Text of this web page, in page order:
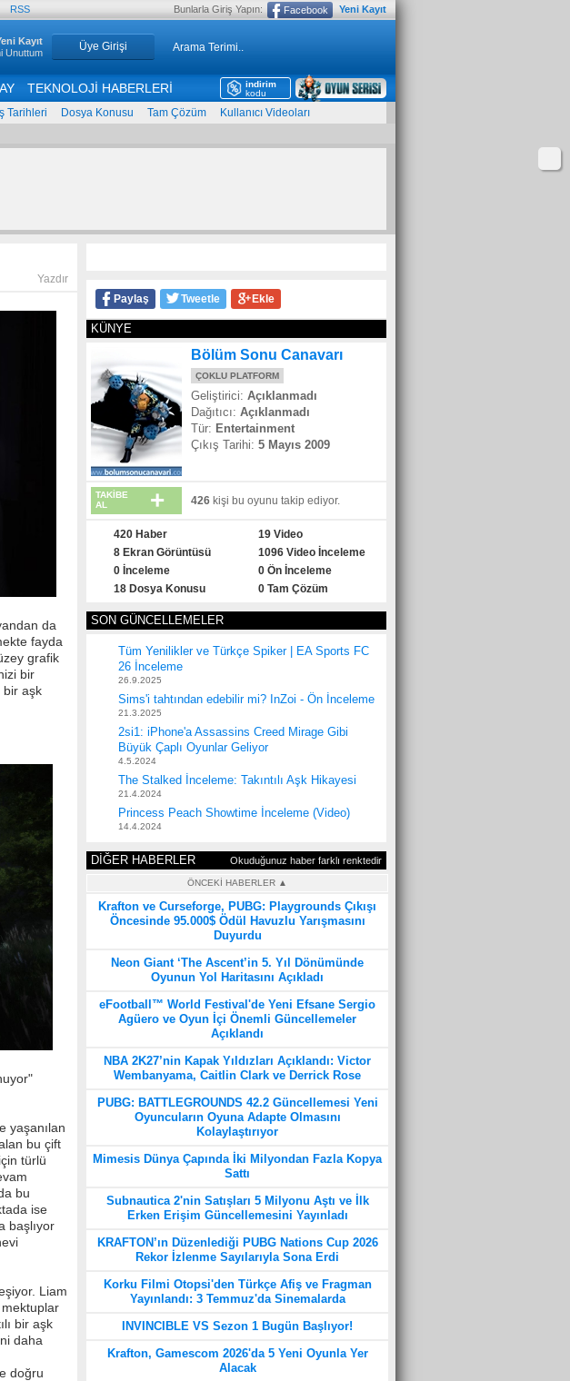
RSS Bunlarla Giriş Yapın: Facebook Yeni Kayıt
Üye Girişi
Kayıt
Unuttum
TEKNOLOJİ HABERLERİ
indirim
kodu
Tarihleri Dosya Konusu Tam Çözüm Kullanıcı Videoları
Yazdır
da
fayda
grafik
bir
bir aşk
yaşanılan
bu çift
türlü
bu
ise
başlıyor
Liam
mektuplar
bir aşk
daha
doğru
Paylaş Tweetle Ekle
KÜNYE
Bölüm Sonu Canavarı
ÇOKLU PLATFORM
Geliştirici: Açıklanmadı
Dağıtıcı: Açıklanmadı
Tür: Entertainment
Çıkış Tarihi: 5 Mayıs 2009
+
TAKİBE
AL
426 kişi bu oyunu takip ediyor.
420 Haber
19 Video
8 Ekran Görüntüsü
1096 Video İnceleme
0 İnceleme
0 Ön İnceleme
18 Dosya Konusu
0 Tam Çözüm
SON GÜNCELLEMELER
Tüm Yenilikler ve Türkçe Spiker | EA Sports FC
26 İnceleme
26.9.2025
Sims'i tahtından edebilir mi? InZoi - Ön İnceleme
21.3.2025
2si1: iPhone'a Assassins Creed Mirage Gibi
Büyük Çaplı Oyunlar Geliyor
4.5.2024
The Stalked İnceleme: Takıntılı Aşk Hikayesi
21.4.2024
Princess Peach Showtime İnceleme (Video)
14.4.2024
DİĞER HABERLER Okuduğunuz haber farklı renktedir
ÖNCEKİ HABERLER ▲
Krafton ve Curseforge, PUBG: Playgrounds Çıkışı
Öncesinde 95.000$ Ödül Havuzlu Yarışmasını
Duyurdu
Neon Giant ‘The Ascent’in 5. Yıl Dönümünde
Oyunun Yol Haritasını Açıkladı
eFootball™ World Festival'de Yeni Efsane Sergio
Agüero ve Oyun İçi Önemli Güncellemeler
Açıklandı
NBA 2K27’nin Kapak Yıldızları Açıklandı: Victor
Wembanyama, Caitlin Clark ve Derrick Rose
PUBG: BATTLEGROUNDS 42.2 Güncellemesi Yeni
Oyuncuların Oyuna Adapte Olmasını
Kolaylaştırıyor
Mimesis Dünya Çapında İki Milyondan Fazla Kopya
Sattı
Subnautica 2'nin Satışları 5 Milyonu Aştı ve İlk
Erken Erişim Güncellemesini Yayınladı
KRAFTON’ın Düzenlediği PUBG Nations Cup 2026
Rekor İzlenme Sayılarıyla Sona Erdi
Korku Filmi Otopsi'den Türkçe Afiş ve Fragman
Yayınlandı: 3 Temmuz'da Sinemalarda
INVINCIBLE VS Sezon 1 Bugün Başlıyor!
Krafton, Gamescom 2026'da 5 Yeni Oyunla Yer
Alacak